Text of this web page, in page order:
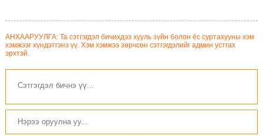
АНХААРУУЛГА: Та сэтгэгдэл бичихдээ хууль зүйн болон ёс суртахууны хэм
хэмжээг хүндэтгэнэ үү. Хэм хэмжээ зөрчсөн сэтгэгдэлийг админ устгах
эрхтэй.